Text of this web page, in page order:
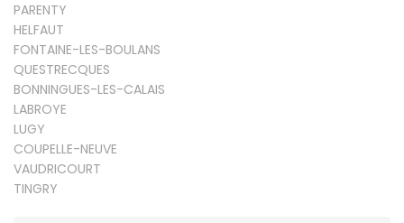
PARENTY
HELFAUT
FONTAINE-LES-BOULANS
QUESTRECQUES
BONNINGUES-LES-CALAIS
LABROYE
LUGY
COUPELLE-NEUVE
VAUDRICOURT
TINGRY